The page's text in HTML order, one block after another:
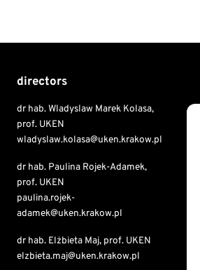
directors
dr hab. Wladyslaw Marek Kolasa,
prof. UKEN
wladyslaw.kolasa@uken.krakow.pl
dr hab. Paulina Rojek-Adamek,
prof. UKEN
paulina.rojek-
adamek@uken.krakow.pl
dr hab. Elżbieta Maj, prof. UKEN
elzbieta.maj@uken.krakow.pl